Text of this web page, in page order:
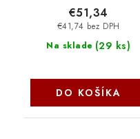
Na sklade (29 ks)
€41,74 bez DPH
€51,34
DO KOŠÍKA